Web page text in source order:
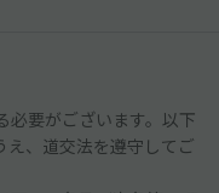
要がございます。以下
、道交法を遵守してご